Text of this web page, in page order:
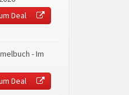
Deal
- Im
Deal